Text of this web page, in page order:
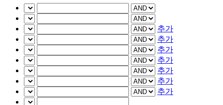
추가
추가
추가
추가
추가
추가
추가